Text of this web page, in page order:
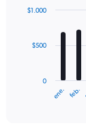
with
12
The
ene. feb.
0
$500
$1.000